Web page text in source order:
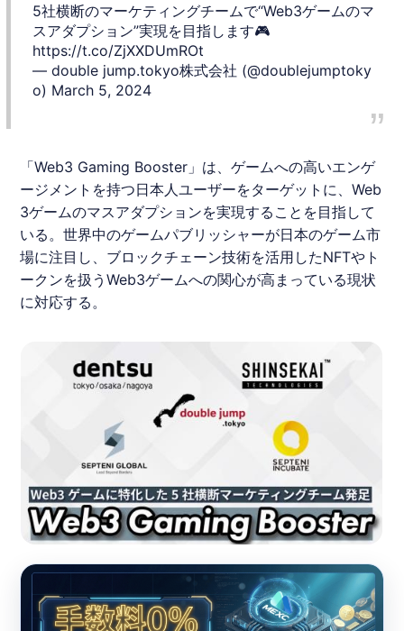
5社横断のマーケティングチームで“Web3ゲームのマ
スアダプション”実現を目指します🎮
https://t.co/ZjXXDUmROt
— double jump.tokyo株式会社 (@doublejumptoky
o) March 5, 2024
「Web3 Gaming Booster」は、ゲームへの高いエンゲ
ージメントを持つ日本人ユーザーをターゲットに、Web
3ゲームのマスアダプションを実現することを目指して
いる。世界中のゲームパブリッシャーが日本のゲーム市
場に注目し、ブロックチェーン技術を活用したNFTやト
ークンを扱うWeb3ゲームへの関心が高まっている現状
に対応する。